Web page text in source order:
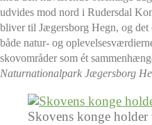
udvides mod nord i Rudersdal
bliver til Jægersborg Hegn, og
både natur- og
skovområder som ét
Naturnationalpark Jægersborg
Skovens konge